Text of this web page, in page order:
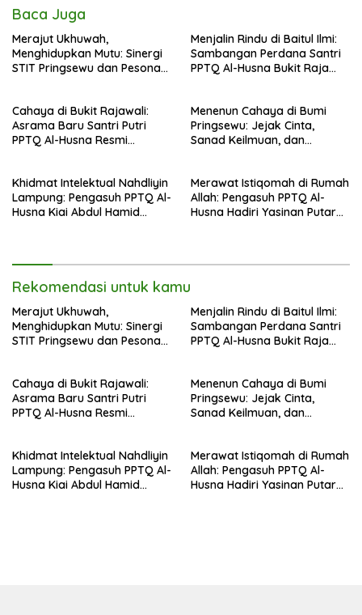
Baca Juga
Merajut Ukhuwah,
Menghidupkan Mutu: Sinergi
STIT Pringsewu dan Pesona
Menjalin Rindu di Baitul Ilmi:
Sambangan Perdana Santri
PPTQ Al-Husna Bukit Raja
Suci
Cahaya di Bukit Rajawali:
Asrama Baru Santri Putri
PPTQ Al-Husna Resmi
Menenun Cahaya di Bumi
Pringsewu: Jejak Cinta,
Sanad Keilmuan, dan
Nahdlatul Ulama
Khidmat Intelektual Nahdliyin
Lampung: Pengasuh PPTQ Al-
Husna Kiai Abdul Hamid
Merawat Istiqomah di Rumah
Allah: Pengasuh PPTQ Al-
Husna Hadiri Yasinan Putaran
Rekomendasi untuk kamu
Merajut Ukhuwah,
Menghidupkan Mutu: Sinergi
STIT Pringsewu dan Pesona
Menjalin Rindu di Baitul Ilmi:
Sambangan Perdana Santri
PPTQ Al-Husna Bukit Raja
Suci
Cahaya di Bukit Rajawali:
Asrama Baru Santri Putri
PPTQ Al-Husna Resmi
Menenun Cahaya di Bumi
Pringsewu: Jejak Cinta,
Sanad Keilmuan, dan
Nahdlatul Ulama
Khidmat Intelektual Nahdliyin
Lampung: Pengasuh PPTQ Al-
Husna Kiai Abdul Hamid
Merawat Istiqomah di Rumah
Allah: Pengasuh PPTQ Al-
Husna Hadiri Yasinan Putaran